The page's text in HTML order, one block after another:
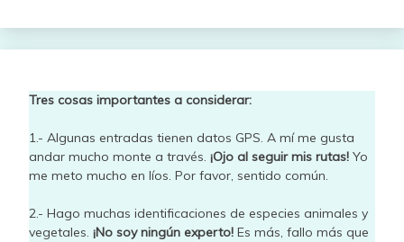
Tres cosas importantes a considerar:
1.- Algunas entradas tienen datos GPS. A mí me gusta
andar mucho monte a través. ¡Ojo al seguir mis rutas! Yo
me meto mucho en líos. Por favor, sentido común.
2.- Hago muchas identificaciones de especies animales y
vegetales. ¡No soy ningún experto! Es más, fallo más que